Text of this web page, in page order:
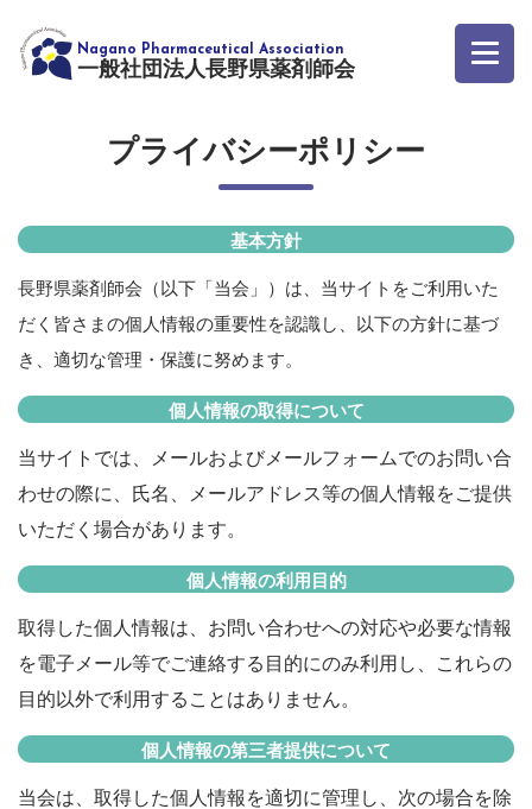
一般社団法人長野県薬剤師会
プライバシーポリシー
基本方針
長野県薬剤師会（以下「当会」）は、当サイトをご利用いた
だく皆さまの個人情報の重要性を認識し、以下の方針に基づ
き、適切な管理・保護に努めます。
個人情報の取得について
当サイトでは、メールおよびメールフォームでのお問い合
わせの際に、氏名、メールアドレス等の個人情報をご提供
いただく場合があります。
個人情報の利用目的
取得した個人情報は、お問い合わせへの対応や必要な情報
を電子メール等でご連絡する目的にのみ利用し、これらの
目的以外で利用することはありません。
個人情報の第三者提供について
当会は、取得した個人情報を適切に管理し、次の場合を除